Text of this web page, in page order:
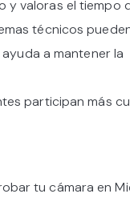
valoras el tiempo
técnicos
a mantener la
participan más
tu cámara en